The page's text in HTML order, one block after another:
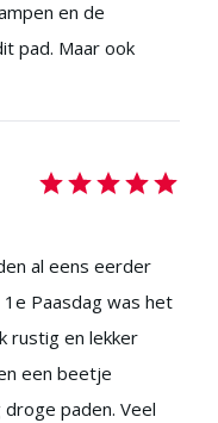
en de
pad. Maar ook
al eens eerder
Paasdag was het
rustig en lekker
een beetje
paden. Veel